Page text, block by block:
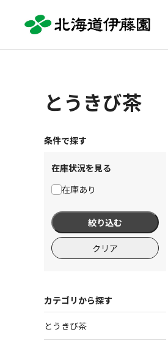
とうきび茶
条件で探す
在庫状況を見る
在庫あり
絞り込む
クリア
カテゴリから探す
とうきび茶